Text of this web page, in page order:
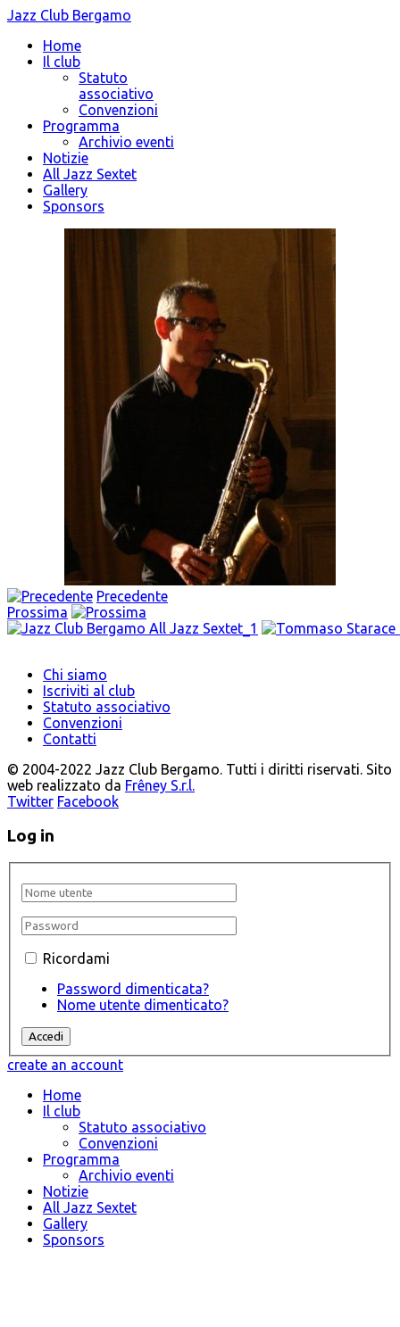
Jazz Club Bergamo
Home
Il club
Statuto
associativo
Convenzioni
Programma
Archivio eventi
Notizie
All Jazz Sextet
Gallery
Sponsors
Precedente
Prossima
Chi siamo
Iscriviti al club
Statuto associativo
Convenzioni
Contatti
© 2004-2022 Jazz Club Bergamo. Tutti i diritti riservati. Sito
web realizzato da Frêney S.r.l.
Twitter Facebook
Log in
Ricordami
Password dimenticata?
Nome utente dimenticato?
create an account
Home
Il club
Statuto associativo
Convenzioni
Programma
Archivio eventi
Notizie
All Jazz Sextet
Gallery
Sponsors